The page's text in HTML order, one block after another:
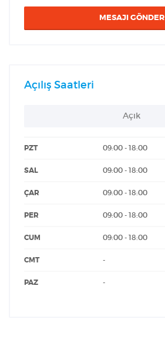
MESAJI GÖNDER
Açılış Saatleri
Açık
PZT 09:00 - 18:00
SAL 09:00 - 18:00
ÇAR 09:00 - 18:00
PER 09:00 - 18:00
CUM 09:00 - 18:00
CMT -
PAZ -